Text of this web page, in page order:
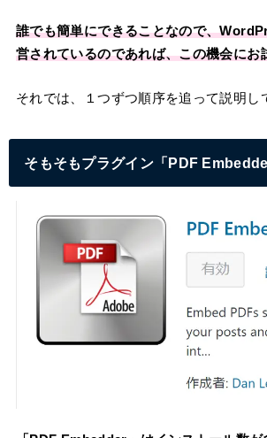
誰でも簡単にできることなので、
営されているのであれば、この機会にお
それでは、１つずつ順序を追って説明し
そもそもプラグイン「PDF